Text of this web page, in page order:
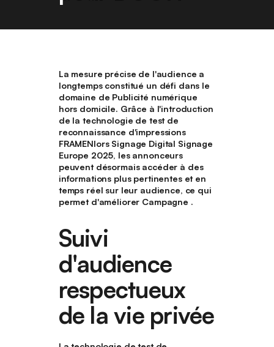
La mesure précise de l'audience a
longtemps constitué un défi dans le
domaine de Publicité numérique
hors domicile. Grâce à l'introduction
de la technologie de test de
reconnaissance d'impressions
FRAMENlors Signage Digital Signage
Europe 2025, les annonceurs
peuvent désormais accéder à des
informations plus pertinentes et en
temps réel sur leur audience, ce qui
permet d'améliorer Campagne .
Suivi
d'audience
respectueux
de la vie privée